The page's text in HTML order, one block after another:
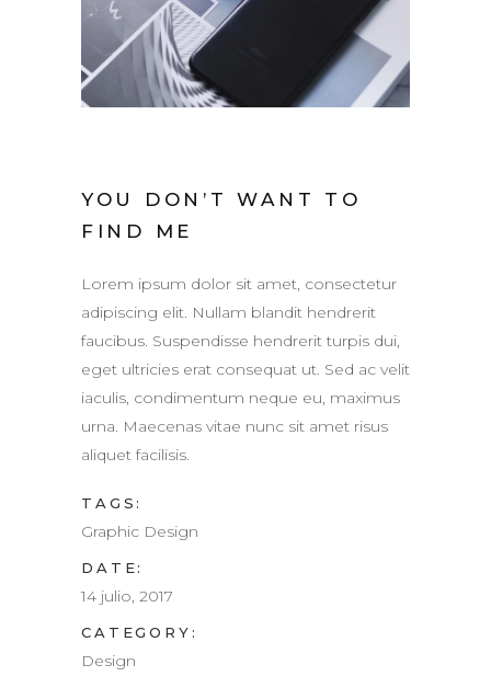
YOU DON’T WANT TO
FIND ME
Lorem ipsum dolor sit amet, consectetur
adipiscing elit. Nullam blandit hendrerit
faucibus. Suspendisse hendrerit turpis dui,
eget ultricies erat consequat ut. Sed ac velit
iaculis, condimentum neque eu, maximus
urna. Maecenas vitae nunc sit amet risus
aliquet facilisis.
TAGS:
Graphic Design
DATE:
14 julio, 2017
CATEGORY:
Design